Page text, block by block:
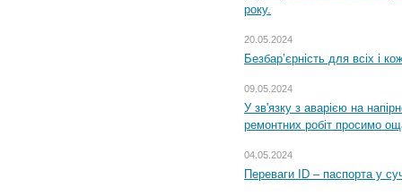
року.
20.05.2024
Безбар’єрність для всіх і
09.05.2024
У зв'язку з аварією на
ремонтних робіт просимо
04.05.2024
Переваги ID – паспорта у